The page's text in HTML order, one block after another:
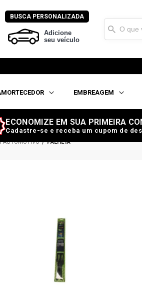
BUSCA PERSONALIZADA
Adicione
seu veículo
EMBREAGEM
ECONOMIZE EM SUA PRIMEIRA
Cadastre-se e receba um cupom de
AUTOMOTIVO PALHETA